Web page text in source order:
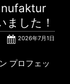
した！
2026年7月1日
プロフェッ